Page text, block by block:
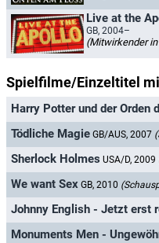
Live at the
GB, 2004–
(Mitwirkender in
Spielfilme/Einzeltitel
Harry Potter und der Orden
Tödliche Magie GB/AUS, 2007
Sherlock Holmes USA/D, 2009
We want Sex GB, 2010
Johnny English - Jetzt erst
Monuments Men -